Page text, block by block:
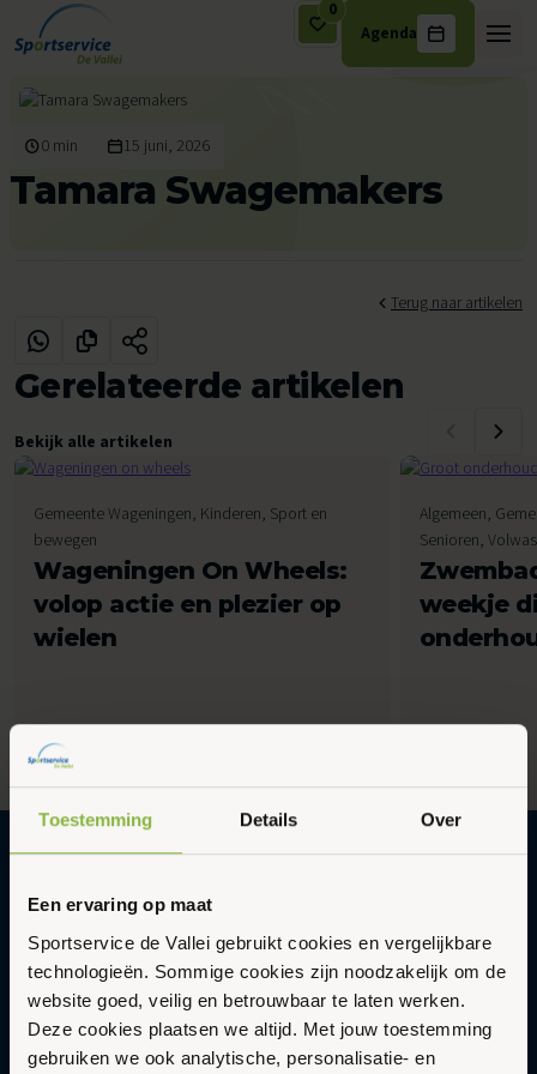
Toestemming Details Over
Een ervaring op maat
Sportservice de Vallei gebruikt cookies en vergelijkbare
technologieën. Sommige cookies zijn noodzakelijk om de
website goed, veilig en betrouwbaar te laten werken.
Deze cookies plaatsen we altijd. Met jouw toestemming
gebruiken we ook analytische, personalisatie- en
Ga naar de inhoud
0
Agenda
0 min 15 juni, 2026
Tamara Swagemakers
Terug naar artikelen
Gerelateerde artikelen
Bekijk alle artikelen
Gemeente Wageningen, Kinderen, Sport en
bewegen
Wageningen On Wheels:
volop actie en plezier op
wielen
1 min
Algemeen,
Senioren,
weekje
Gezonder en vitaler leven in een
duurzame en gastvrije omgeving met
Sportservice De Vallei
Abonneer op onze nieuwsbrief
Updates en nieuws in je inbox.